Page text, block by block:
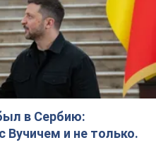
в Сербию:
Вучичем и не только.